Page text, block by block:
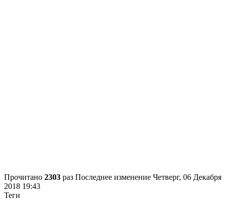
Прочитано 2303 раз Последнее изменение Четверг, 06 Декабря
2018 19:43
Теги